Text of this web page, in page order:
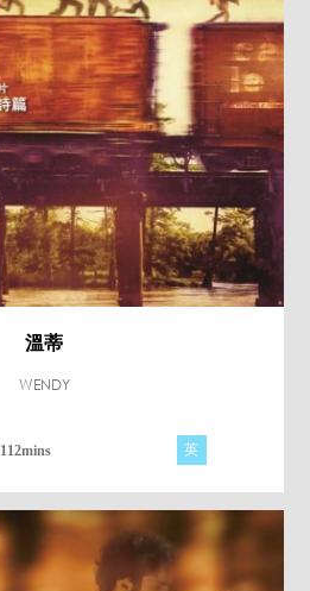
溫蒂
WENDY
112mins 英